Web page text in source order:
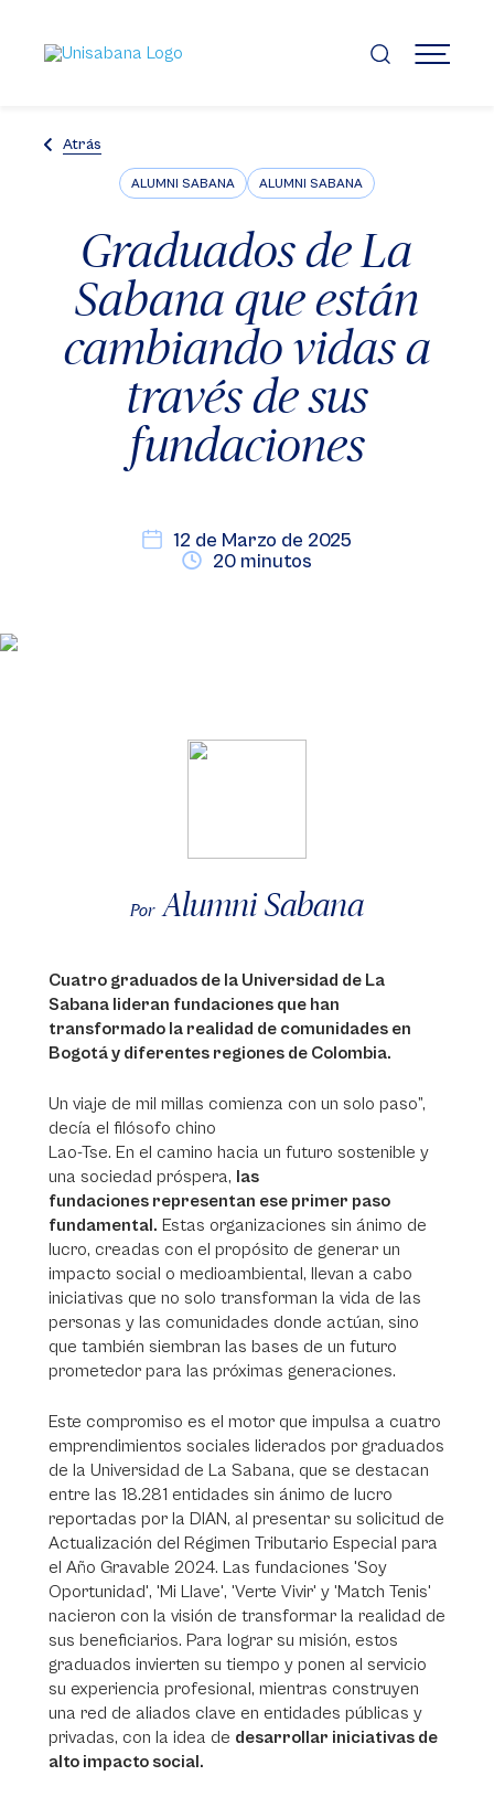
contenido
principal
MENÚ
Atrás
ALUMNI SABANA ALUMNI SABANA
Graduados de La
Sabana que están
cambiando vidas a
través de sus
fundaciones
12 de Marzo de 2025
20 minutos
Por Alumni Sabana
Cuatro graduados de la Universidad de La
Sabana lideran fundaciones que han
transformado la realidad de comunidades en
Bogotá y diferentes regiones de Colombia.
Un viaje de mil millas comienza con un solo paso”,
decía el filósofo chino
Lao-Tse. En el camino hacia un futuro sostenible y
una sociedad próspera, las
fundaciones representan ese primer paso
fundamental. Estas organizaciones sin ánimo de
lucro, creadas con el propósito de generar un
impacto social o medioambiental, llevan a cabo
iniciativas que no solo transforman la vida de las
personas y las comunidades donde actúan, sino
que también siembran las bases de un futuro
prometedor para las próximas generaciones.
Este compromiso es el motor que impulsa a cuatro
emprendimientos sociales liderados por graduados
de la Universidad de La Sabana, que se destacan
entre las 18.281 entidades sin ánimo de lucro
reportadas por la DIAN, al presentar su solicitud de
Actualización del Régimen Tributario Especial para
el Año Gravable 2024. Las fundaciones 'Soy
Oportunidad', 'Mi Llave', 'Verte Vivir' y 'Match Tenis'
nacieron con la visión de transformar la realidad de
sus beneficiarios. Para lograr su misión, estos
graduados invierten su tiempo y ponen al servicio
su experiencia profesional, mientras construyen
una red de aliados clave en entidades públicas y
privadas, con la idea de desarrollar iniciativas de
alto impacto social.